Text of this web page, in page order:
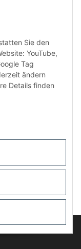
individuell.
hinzu.
gefertigt.
auf
den üblichen
dasMOBILWERK
Sie den
YouTube,
Tag
ändern
Details finden